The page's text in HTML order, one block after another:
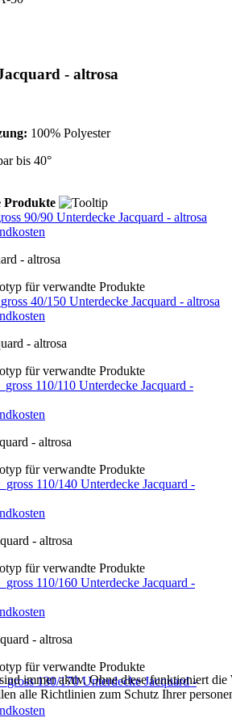
- altrosa
100% Polyester
bis 40°
Produkte
90/90 Unterdecke Jacquard - altrosa
- altrosa
für verwandte Produkte
40/150 Unterdecke Jacquard - altrosa
- altrosa
für verwandte Produkte
110/110 Unterdecke Jacquard -
- altrosa
für verwandte Produkte
110/140 Unterdecke Jacquard -
- altrosa
für verwandte Produkte
110/160 Unterdecke Jacquard -
- altrosa
für verwandte Produkte
130/170 Unterdecke Jacquard -
immer aktiv. Ohne diese funktioniert die
alle Richtlinien zum Schutz Ihrer